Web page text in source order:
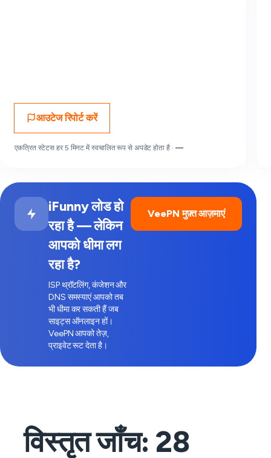
आउटेज रिपोर्ट करें
एकत्रित स्टेटस हर 5 मिनट में स्वचालित रूप से अपडेट होता है · —
iFunny लोड हो
रहा है — लेकिन
आपको धीमा लग
रहा है?
ISP थ्रॉटलिंग, कंजेशन और
DNS समस्याएं आपको तब
भी धीमा कर सकती हैं जब
साइट्स ऑनलाइन हों।
VeePN आपको तेज़,
प्राइवेट रूट देता है।
VeePN मुफ़्त आज़माएं
विस्तृत जाँच:28